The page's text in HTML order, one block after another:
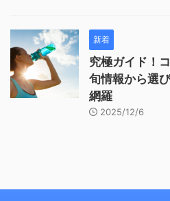
新着
究極ガイド！
旬情報から選
網羅
2025/12/6